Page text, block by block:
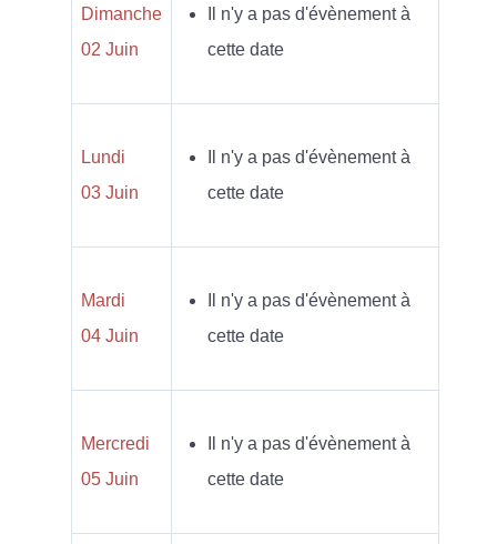
Dimanche
02 Juin
Il n'y a pas d'évènement à
cette date
Lundi
03 Juin
Il n'y a pas d'évènement à
cette date
Mardi
04 Juin
Il n'y a pas d'évènement à
cette date
Mercredi
05 Juin
Il n'y a pas d'évènement à
cette date